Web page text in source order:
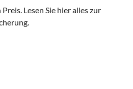
Lesen Sie hier alles zur
.